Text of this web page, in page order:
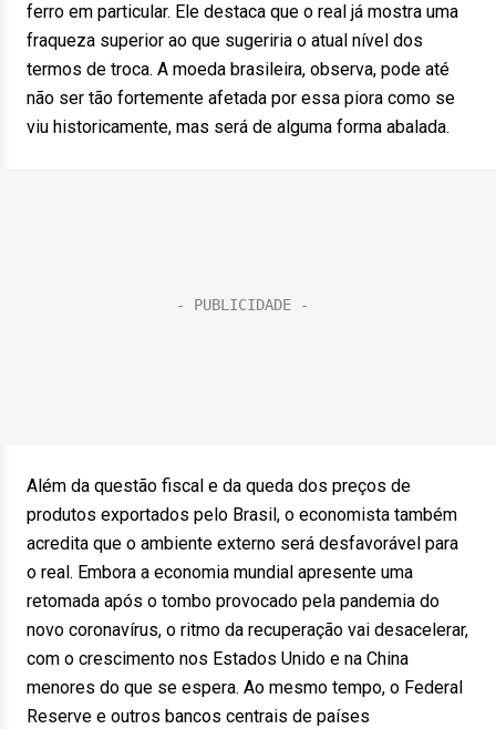
ferro em particular. Ele destaca que o real já mostra uma
fraqueza superior ao que sugeriria o atual nível dos
termos de troca. A moeda brasileira, observa, pode até
não ser tão fortemente afetada por essa piora como se
viu historicamente, mas será de alguma forma abalada.
Além da questão fiscal e da queda dos preços de
produtos exportados pelo Brasil, o economista também
acredita que o ambiente externo será desfavorável para
o real. Embora a economia mundial apresente uma
retomada após o tombo provocado pela pandemia do
novo coronavírus, o ritmo da recuperação vai desacelerar,
com o crescimento nos Estados Unido e na China
menores do que se espera. Ao mesmo tempo, o Federal
Reserve e outros bancos centrais de países